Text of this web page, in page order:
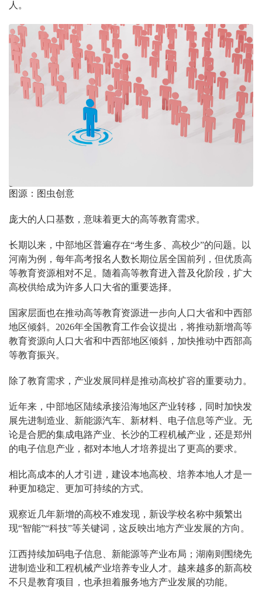
人。
图源：图虫创意
庞大的人口基数，意味着更大的高等教育需求。
长期以来，中部地区普遍存在“考生多、高校少”的问题。以
河南为例，每年高考报名人数长期位居全国前列，但优质高
等教育资源相对不足。随着高等教育进入普及化阶段，扩大
高校供给成为许多人口大省的重要选择。
国家层面也在推动高等教育资源进一步向人口大省和中西部
地区倾斜。2026年全国教育工作会议提出，将推动新增高等
教育资源向人口大省和中西部地区倾斜，加快推动中西部高
等教育振兴。
除了教育需求，产业发展同样是推动高校扩容的重要动力。
近年来，中部地区陆续承接沿海地区产业转移，同时加快发
展先进制造业、新能源汽车、新材料、电子信息等产业。无
论是合肥的集成电路产业、长沙的工程机械产业，还是郑州
的电子信息产业，都对本地人才培养提出了更高的要求。
相比高成本的人才引进，建设本地高校、培养本地人才是一
种更加稳定、更加可持续的方式。
观察近几年新增的高校不难发现，新设学校名称中频繁出
现“智能”“科技”等关键词，这反映出地方产业发展的方向。
江西持续加码电子信息、新能源等产业布局；湖南则围绕先
进制造业和工程机械产业培养专业人才。越来越多的新高校
不只是教育项目，也承担着服务地方产业发展的功能。